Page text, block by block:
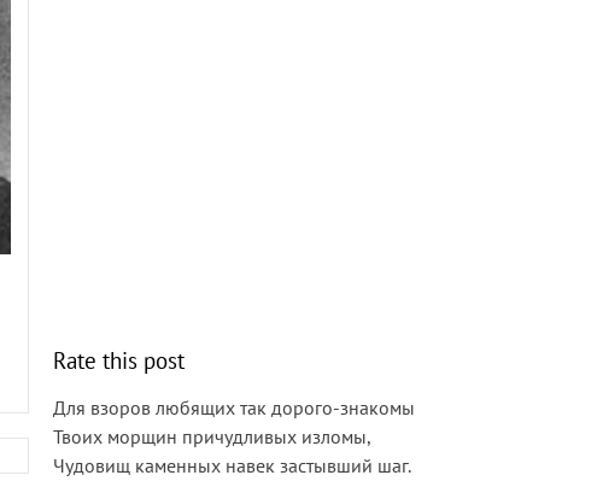
Rate this post
Для взоров любящих так дорого-знакомы
Твоих морщин причудливых изломы,
Чудовищ каменных навек застывший шаг.